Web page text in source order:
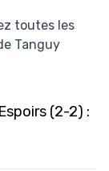
toutes les
Tanguy
(2-2) :